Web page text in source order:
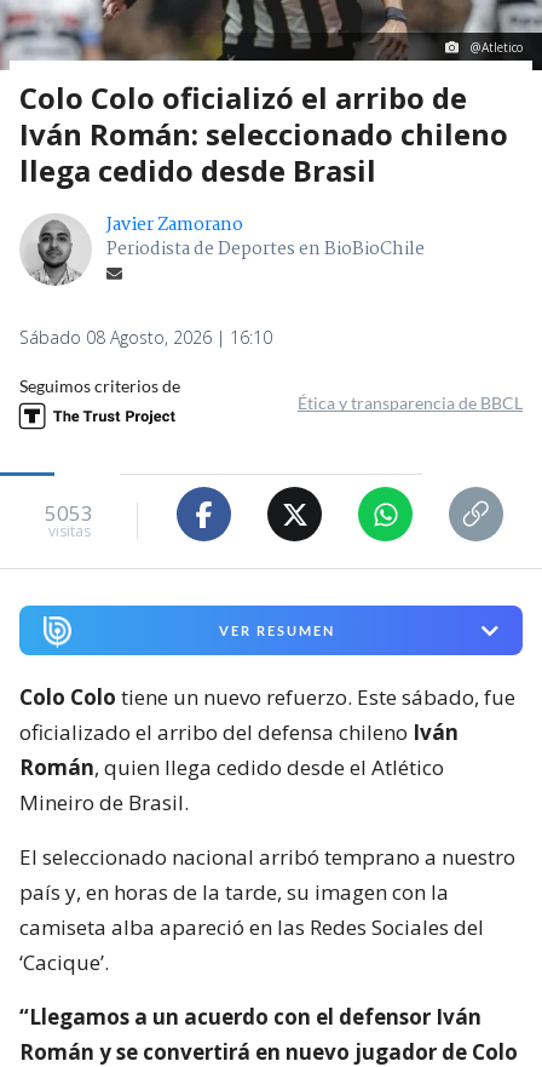
@Atletico
Colo Colo oficializó el arribo de
Iván Román: seleccionado chileno
llega cedido desde Brasil
Javier Zamorano
Periodista de Deportes en BioBioChile
Sábado 08 Agosto, 2026 | 16:10
Seguimos criterios de
Ética y transparencia de BBCL
5053
visitas
VER RESUMEN
Colo Colo tiene un nuevo refuerzo. Este sábado, fue
oficializado el arribo del defensa chileno Iván
Román, quien llega cedido desde el Atlético
Mineiro de Brasil.
El seleccionado nacional arribó temprano a nuestro
país y, en horas de la tarde, su imagen con la
camiseta alba apareció en las Redes Sociales del
‘Cacique’.
“Llegamos a un acuerdo con el defensor Iván
Román y se convertirá en nuevo jugador de Colo